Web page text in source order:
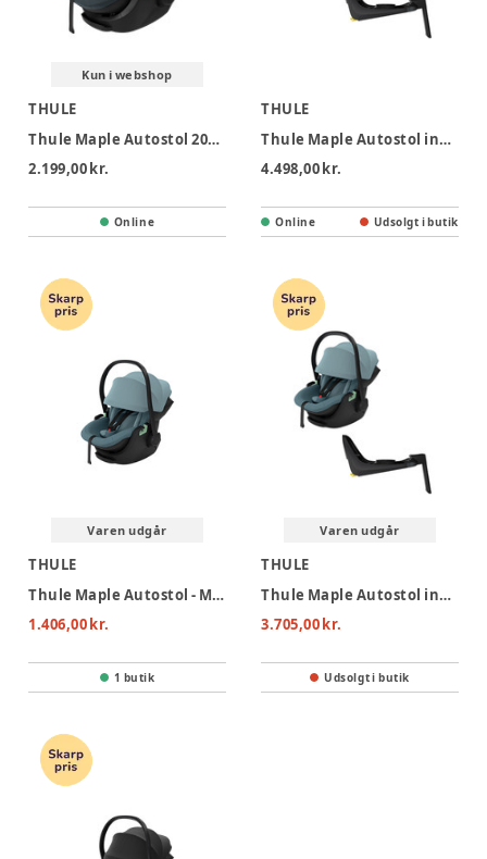
Kun i webshop
THULE
Thule Maple Autostol 2026 - Darkest Blue
2.199,00 kr.
Online
THULE
Thule Maple Autostol inkl. Alfi base - Black
4.498,00 kr.
Online Udsolgt i butik
Varen udgår
THULE
Thule Maple Autostol - Mid Blue
1.406,00 kr.
1 butik
Varen udgår
THULE
Thule Maple Autostol inkl. Alfi base - Mid Blue
3.705,00 kr.
Udsolgt i butik